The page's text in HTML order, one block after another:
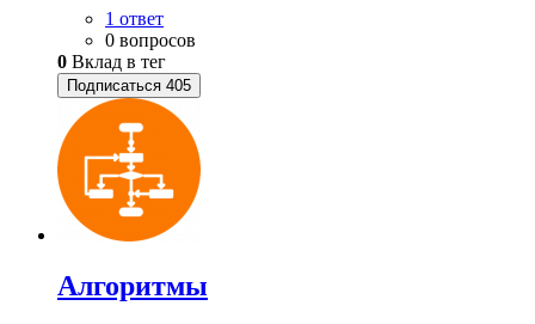
1 ответ
0 вопросов
0 Вклад в тег
Подписаться 405
Алгоритмы